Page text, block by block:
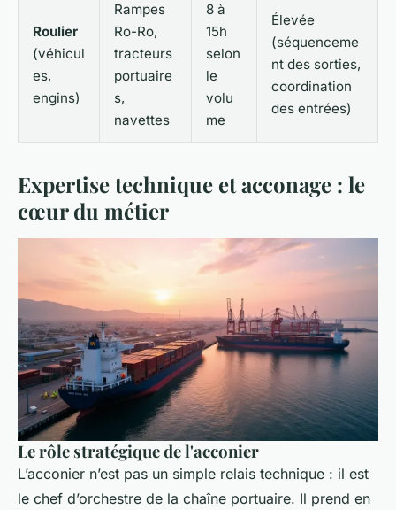
Roulier
(véhicul
es,
engins)
Rampes
Ro-Ro,
tracteurs
portuaire
s,
navettes
8 à
15h
selon
le
volu
me
Élevée
(séquenceme
nt des sorties,
coordination
des entrées)
Expertise technique et acconage : le
cœur du métier
Le rôle stratégique de l'acconier
L’acconier n’est pas un simple relais technique : il est
le chef d’orchestre de la chaîne portuaire. Il prend en